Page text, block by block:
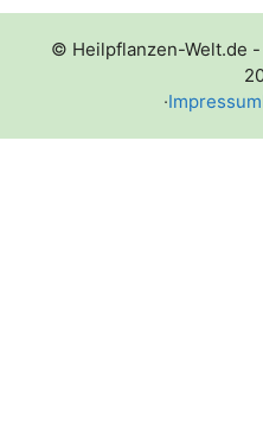
© Heilpflanzen-Welt.de
·Impressum